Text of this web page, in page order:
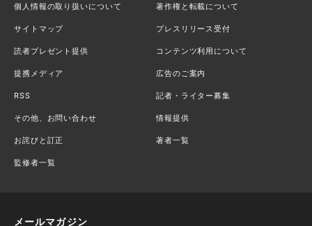
個人情報の取り扱いについて 著作権と転載について
サイトマップ プレスリリース受付
読者プレゼント提供 コンテンツ利用について
提携メディア 広告のご案内
RSS 記者・ライター募集
その他、お問い合わせ 情報提供
お詫びと訂正 著者一覧
監修者一覧
メールマガジン